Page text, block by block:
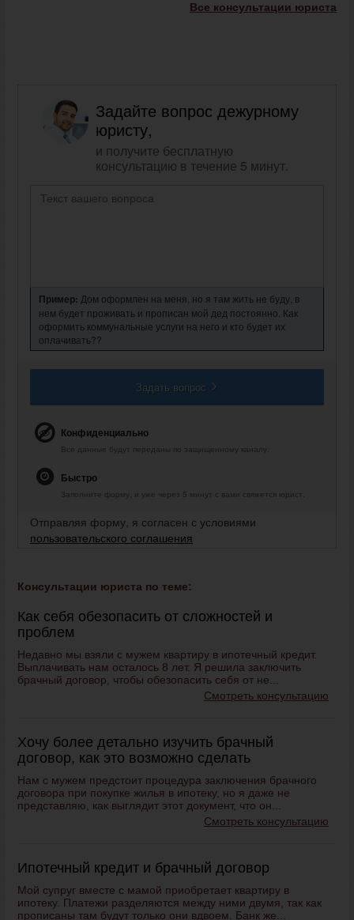
Все консультации юриста
Задайте вопрос дежурному
юристу,
и получите бесплатную
консультацию в течение 5 минут.
Пример: Дом оформлен на меня, но я там жить не буду, в
нем будет проживать и прописан мой дед постоянно. Как
оформить коммунальные услуги на него и кто будет их
оплачивать??
Задать вопрос
Конфиденциально
Все данные будут переданы по защищенному каналу.
Быстро
Заполните форму, и уже через 5 минут с вами свяжется юрист.
Отправляя форму, я согласен с условиями
пользовательского соглашения
Консультации юриста по теме:
Как себя обезопасить от сложностей и
проблем
Недавно мы взяли с мужем квартиру в ипотечный кредит.
Выплачивать нам осталось 8 лет. Я решила заключить
брачный договор, чтобы обезопасить себя от не...
Смотреть консультацию
Хочу более детально изучить брачный
договор, как это возможно сделать
Нам с мужем предстоит процедура заключения брачного
договора при покупке жилья в ипотеку, но я даже не
представляю, как выглядит этот документ, что он...
Смотреть консультацию
Ипотечный кредит и брачный договор
Мой супруг вместе с мамой приобретает квартиру в
ипотеку. Платежи разделяются между ними двумя, так как
прописаны там будут только они вдвоем. Банк же...